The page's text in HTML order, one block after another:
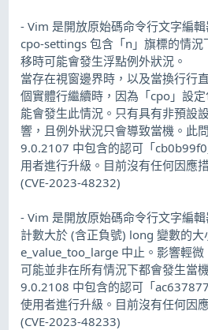
- Vim 是開放原始碼命令行文字編
cpo-settings 包含「n」旗標的情況
移時可能會發生浮點例外狀況。
當存在視窗邊界時，以及當換行行
個實體行繼續時，因為「cpo」設
能會發生此情況。只有具有非預設
響，且例外狀況只會導致當機。此
9.0.2107 中包含的認可「
用者進行升級。目前沒有任何因應
(CVE-2023-48232)
- Vim 是開放原始碼命令行文字編
計數大於 (含正負號) long 變數的大
e_value_too_large 中止。影響輕微
可能並非在所有情況下都會發生當
9.0.2108 中包含的認可「
使用者進行升級。目前沒有任何因
(CVE-2023-48233)